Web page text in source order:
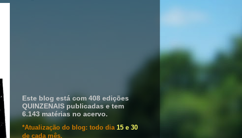
Este blog está com 408 edições
QUINZENAIS publicadas e tem
6.143 matérias no acervo.
*Atualização do blog: todo dia 15 e 30
de cada mês.